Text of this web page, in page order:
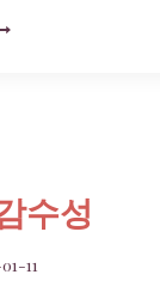
수성
11